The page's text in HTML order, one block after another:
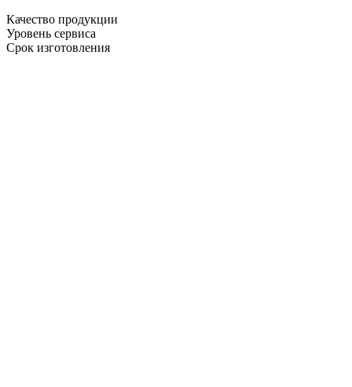
Качество продукции
Уровень сервиса
Срок изготовления